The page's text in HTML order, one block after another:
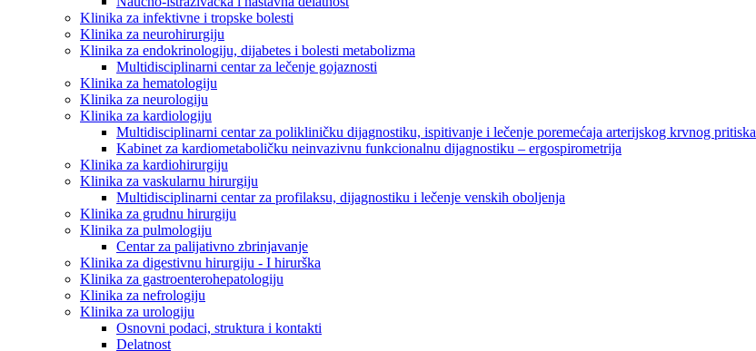
Klinika za infektivne i tropske bolesti
Klinika za neurohirurgiju
Klinika za endokrinologiju, dijabetes i bolesti metabolizma
Multidisciplinarni centar za lečenje gojaznosti
Klinika za hematologiju
Klinika za neurologiju
Klinika za kardiologiju
Multidisciplinarni centar za polikliničku dijagnostiku, ispitivanje i lečenje poremećaja arterijskog krvnog pritiska
Kabinet za kardiometaboličku neinvazivnu funkcionalnu dijagnostiku – ergospirometrija
Klinika za kardiohirurgiju
Klinika za vaskularnu hirurgiju
Multidisciplinarni centar za profilaksu, dijagnostiku i lečenje venskih oboljenja
Klinika za grudnu hirurgiju
Klinika za pulmologiju
Centar za palijativno zbrinjavanje
Klinika za digestivnu hirurgiju - I hirurška
Klinika za gastroenterohepatologiju
Klinika za nefrologiju
Klinika za urologiju
Osnovni podaci, struktura i kontakti
Delatnost